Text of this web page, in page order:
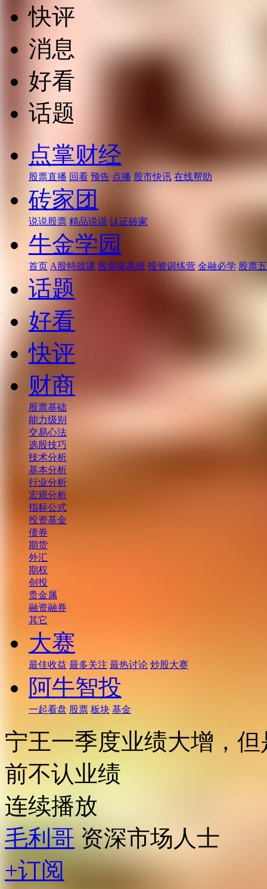
快评
消息
好看
话题
点掌财经
股票直播 回看 预告 点播 股市快讯 在线帮助
砖家团
说说股票 精品说说 认证砖家
牛金学园
首页 A股特战课 股票提高班 投资训练营 金融必学 股票
话题
好看
快评
财商
股票基础
能力级别
交易心法
选股技巧
技术分析
基本分析
行业分析
宏观分析
指标公式
投资基金
债券
期货
外汇
期权
创投
贵金属
融资融券
其它
大赛
最佳收益 最多关注 最热讨论 炒股大赛
阿牛智投
一起看盘 股票 板块 基金
宁王一季度业绩大增，
前不认业绩
连续播放
毛利哥 资深市场人士
+订阅